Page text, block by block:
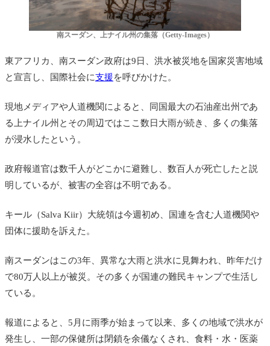
南スーダン、上ナイル州の集落（Getty-Images）
東アフリカ、南スーダン政府は9日、洪水被災地を国家災害地域
と宣言し、国際社会に支援を呼びかけた。
現地メディアや人道機関によると、
同国最大の石油産出州であ
る上ナイル州とその周辺ではここ数日大雨が続き、多くの集落
が浸水したという。
政府報道官は数千人がどこかに避難し、数百人が死亡したと説
明しているが、被害の全容は不明である。
キール（Salva Kiir）大統領は今週初め、国連を含む人道機関や
団体に援助を訴えた。
南スーダンはこの3年、異常な大雨と洪水に見舞われ、昨年だけ
で80万人以上が被災。その多くが国連の難民キャンプで生活し
ている。
報道によると、5月に雨季が始まって以来、多くの地域で洪水が
発生し、一部の保健所は閉鎖を余儀なくされ、食料・水・医薬